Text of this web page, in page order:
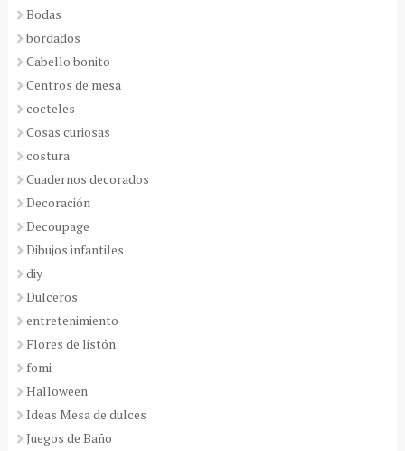
Bodas
bordados
Cabello bonito
Centros de mesa
cocteles
Cosas curiosas
costura
Cuadernos decorados
Decoración
Decoupage
Dibujos infantiles
diy
Dulceros
entretenimiento
Flores de listón
fomi
Halloween
Ideas Mesa de dulces
Juegos de Baño